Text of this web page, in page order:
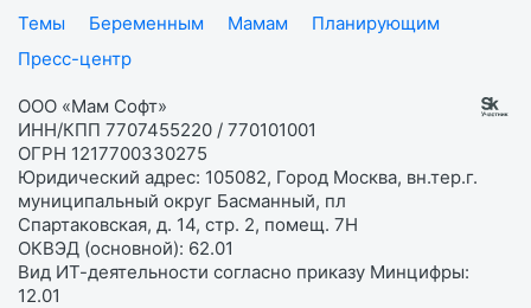
Темы
Беременным Мамам
Планирующим
Пресс-центр
ООО «Мам Софт»
ИНН/КПП 7707455220 / 770101001
ОГРН 1217700330275
Юридический адрес: 105082, Город Москва, вн.тер.г.
муниципальный округ Басманный, пл
Спартаковская, д. 14, стр. 2, помещ. 7Н
ОКВЭД (основной): 62.01
Вид ИТ-деятельности согласно приказу Минцифры:
12.01